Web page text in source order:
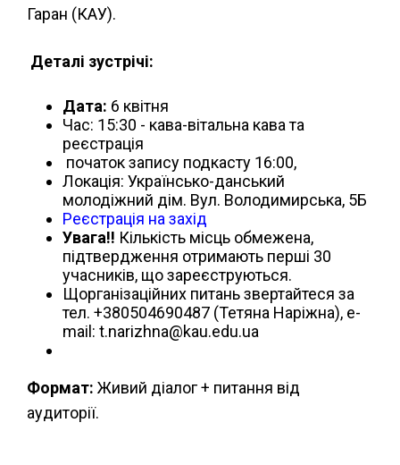
Гаран (КАУ).
Деталі зустрічі:
Дата: 6 квітня
Час: 15:30 - кава-вітальна кава та
реєстрація
початок запису подкасту 16:00,
Локація: Українсько-данський
молодіжний дім. Вул. Володимирська, 5Б
Реєстрація на захід
Увага!! Кількість місць обмежена,
підтвердження отримають перші 30
учасників, що зареєструються.
Щорганізаційних питань звертайтеся за
тел. +380504690487 (Тетяна Наріжна), e-
mail: t.narizhna@kau.edu.ua
Формат: Живий діалог + питання від
аудиторії.